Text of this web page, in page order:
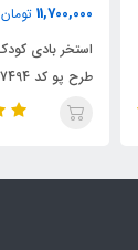
11,700,000 تومان
استخر بادی
طرح پو کد 57494